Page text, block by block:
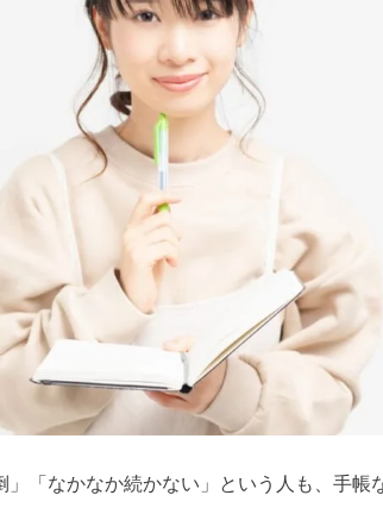
」「なかなか続かない」という人も、手帳